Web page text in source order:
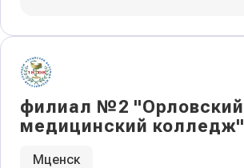
филиал №2
медицинский колледж"
Мценск